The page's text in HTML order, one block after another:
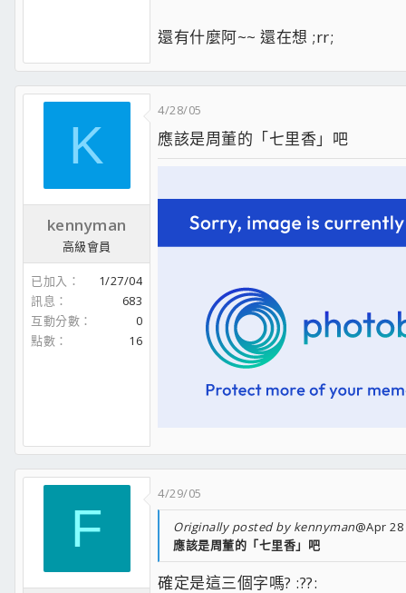
還有什麼阿~~ 還在想 ;rr;
K
kennyman
高級會員
已加入
1/27/04
訊息
683
互動分數
0
點數
16
4/28/05
應該是周董的「七里香」吧
F
4/29/05
Originally posted by kennyman@Apr
應該是周董的「七里香」吧
確定是這三個字嗎? :??: